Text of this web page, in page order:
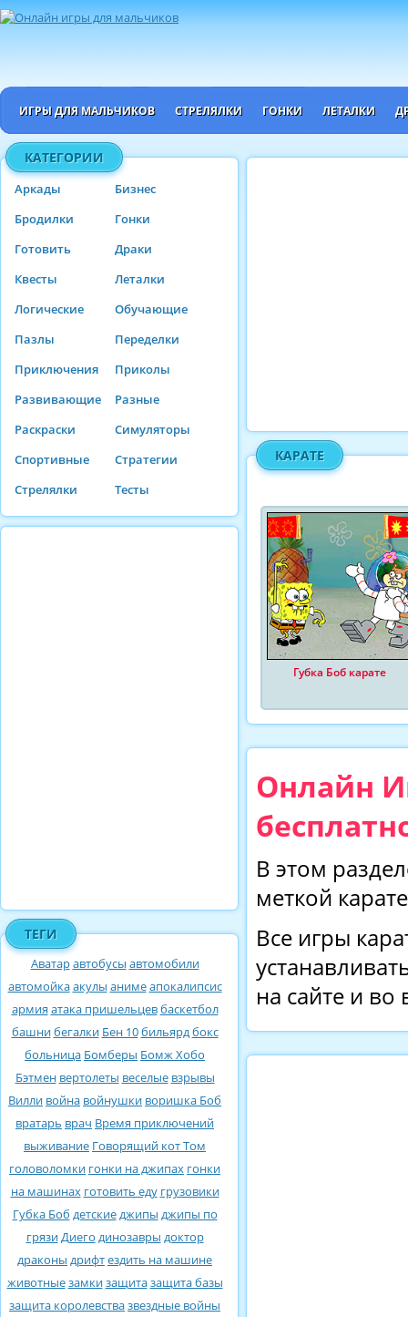
ИГРЫ ДЛЯ МАЛЬЧИКОВ СТРЕЛЯЛКИ ГОНКИ ЛЕТАЛКИ
КАТЕГОРИИ
Аркады
Бизнес
Бродилки
Гонки
Готовить
Драки
Квесты
Леталки
Логические
Обучающие
Пазлы
Переделки
Приключения
Приколы
Развивающие
Разные
Раскраски
Симуляторы
Спортивные
Стратегии
Стрелялки
Тесты
ТЕГИ
Аватаравтобусы автомобили
автомойкаакулы анимеапокалипсис
армия атака пришельцевбаскетбол
башнибегалки Бен 10бильярдбокс
больница Бомберы Бомж Хобо
Бэтмен вертолеты веселые взрывы
Вилли война войнушки воришка Боб
вратарь врач Время приключений
выживание Говорящий кот Том
головоломки гонки на джипах гонки
на машинах готовить еду грузовики
Губка Боб детскиеджипы джипы по
грязиДиего динозавры доктор
драконы дрифтездить на машине
животныезамкизащитазащита базы
защита королевствазвездные войны
КАРАТЕ
Губка Боб карате
Онлайн
В этом
меткой
Все игры
на сайте и